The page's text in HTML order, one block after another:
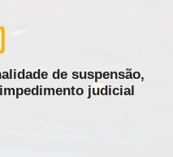
de suspensão,
judicial